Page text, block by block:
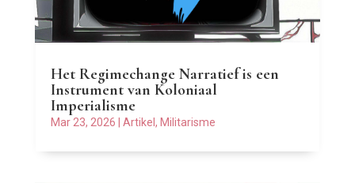
Het Regimechange Narratief is een
Instrument van Koloniaal
Imperialisme
Mar 23, 2026 Artikel , Militarisme